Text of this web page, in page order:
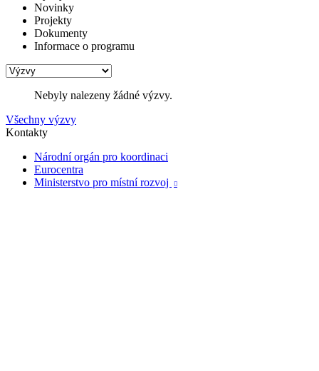
Novinky
Projekty
Dokumenty
Informace o programu
Nebyly nalezeny žádné výzvy.
Všechny výzvy
Kontakty
Národní orgán pro koordinaci
Eurocentra
Ministerstvo pro místní rozvoj
